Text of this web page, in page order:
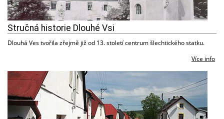
Stručná historie Dlouhé Vsi
Dlouhá Ves tvořila zřejmě již od 13. století centrum šlechtického statku.
Více info